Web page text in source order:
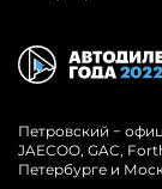
Петровский −
JAECOO, GAC,
Петербурге и